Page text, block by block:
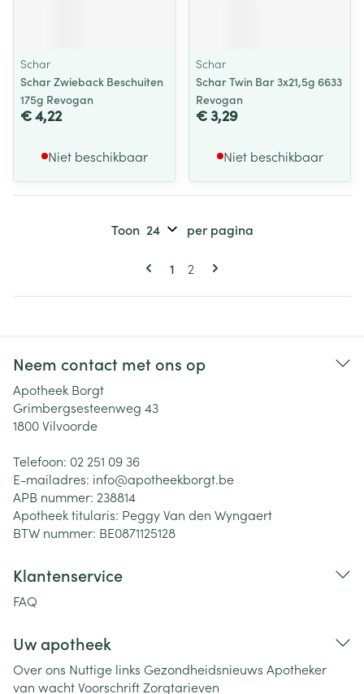
Schar
Schar Zwieback Beschuiten
175g Revogan
€ 4,22
Niet beschikbaar
Schar
Schar Twin Bar 3x21,5g 6633
Revogan
€ 3,29
Niet beschikbaar
Pagina's
U lees momenteel pagina
1 Pagina
2
Toon per pagina
Neem contact met ons op
Apotheek Borgt
Grimbergsesteenweg 43
1800Vilvoorde
Telefoon: 02 251 09 36
E-mailadres: info@apotheekborgt.be
APB nummer: 238814
Apotheek titularis: Peggy Van den Wyngaert
BTW nummer: BE0871125128
Klantenservice
FAQ
Uw apotheek
Over ons Nuttige links Gezondheidsnieuws Apotheker
van wachtVoorschriftZorgtarieven